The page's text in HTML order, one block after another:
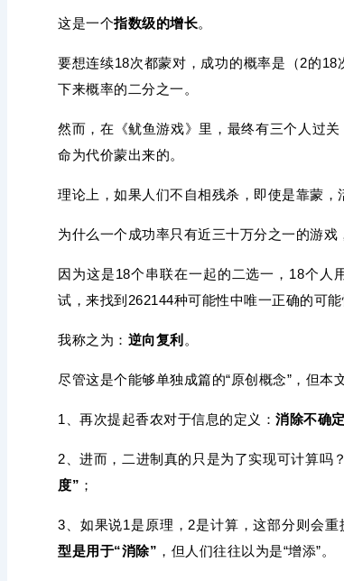
这是一个指数级的增长。
要想连续18次都蒙对，成功的概率是（2的
下来概率的二分之一。
然而，在《鱿鱼游戏》里，最终有三个人过
命为代价蒙出来的。
理论上，如果人们不自相残杀，即使是靠蒙，
为什么一个成功率只有近三十万分之一的游戏
因为这是18个串联在一起的二选一，18个人
试，来找到262144种可能性中唯一正确的可能
我称之为： 逆向复利 。
尽管这是个能够单独成篇的“原创概念”，但本
1、再次提起香农对于信息的定义： 消除不确
2、进而，二进制真的只是为了实现可计算吗
度” ；
3、如果说1是原理，2是计算，这部分则会
型是用于“消除” ，但人们往往以为是“增添”。